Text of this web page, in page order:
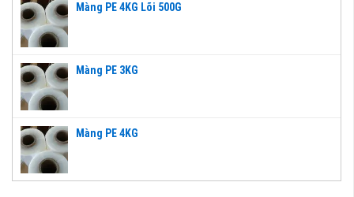
Màng PE 4KG Lõi 500G
Màng PE 3KG
Màng PE 4KG